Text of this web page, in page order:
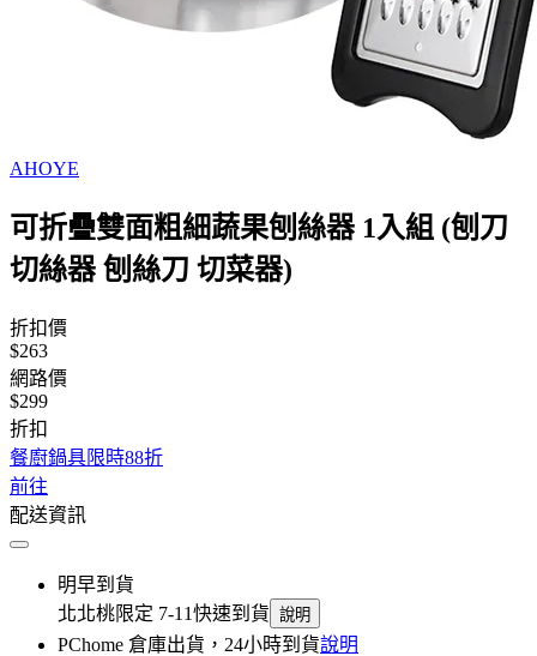
AHOYE
可折疊雙面粗細蔬果刨絲器 1入組 (刨刀
切絲器 刨絲刀 切菜器)
折扣價
$263
網路價
$299
折扣
餐廚鍋具限時88折
前往
配送資訊
明早到貨
北北桃限定 7-11快速到貨 說明
PChome 倉庫出貨，24小時到貨說明